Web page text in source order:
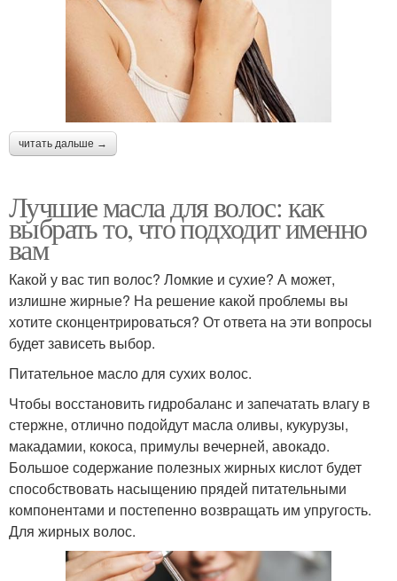
читать дальше →
Лучшие масла для волос: как
выбрать то, что подходит именно
вам
Какой у вас тип волос? Ломкие и сухие? А может,
излишне жирные? На решение какой проблемы вы
хотите сконцентрироваться? От ответа на эти вопросы
будет зависеть выбор.
Питательное масло для сухих волос.
Чтобы восстановить гидробаланс и запечатать влагу в
стержне, отлично подойдут масла оливы, кукурузы,
макадамии, кокоса, примулы вечерней, авокадо.
Большое содержание полезных жирных кислот будет
способствовать насыщению прядей питательными
компонентами и постепенно возвращать им упругость.
Для жирных волос.